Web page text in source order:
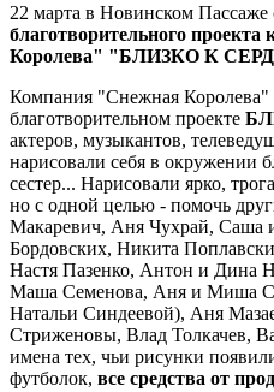
22 марта в Новинском Пассаже
благотворительного
Королева" "БЛИЗКО К
Компания "Снежная Королева"
благотворительном проекте
актеров, музыкантов,
нарисовали себя в окружении
сестер... Нарисовали ярко,
но с одной целью - помочь
Макаревич, Аня Чухрай,
Бордовских, Никита
Настя Пазенко, Антон и Дина
Маша Семенова, Аня и Миша
Натальи Синдеевой), Аня
Стриженовы, Влад Толкачев,
имена тех, чьи рисунки
футболок, все средства от